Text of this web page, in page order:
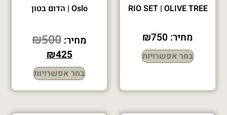
RIO SET | OLIVE TREE
מחיר: ₪750
בחר אפשרויות
Oslo | הדום בטון
מחיר: ₪500
₪425
בחר אפשרויות